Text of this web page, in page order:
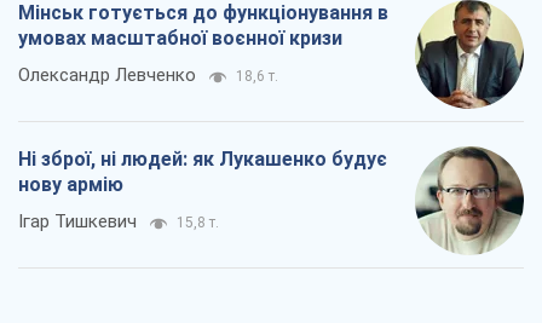
Мінськ готується до функціонування в
умовах масштабної воєнної кризи
Олександр Левченко 18,6 т.
Ні зброї, ні людей: як Лукашенко будує
нову армію
Ігар Тишкевич 15,8 т.